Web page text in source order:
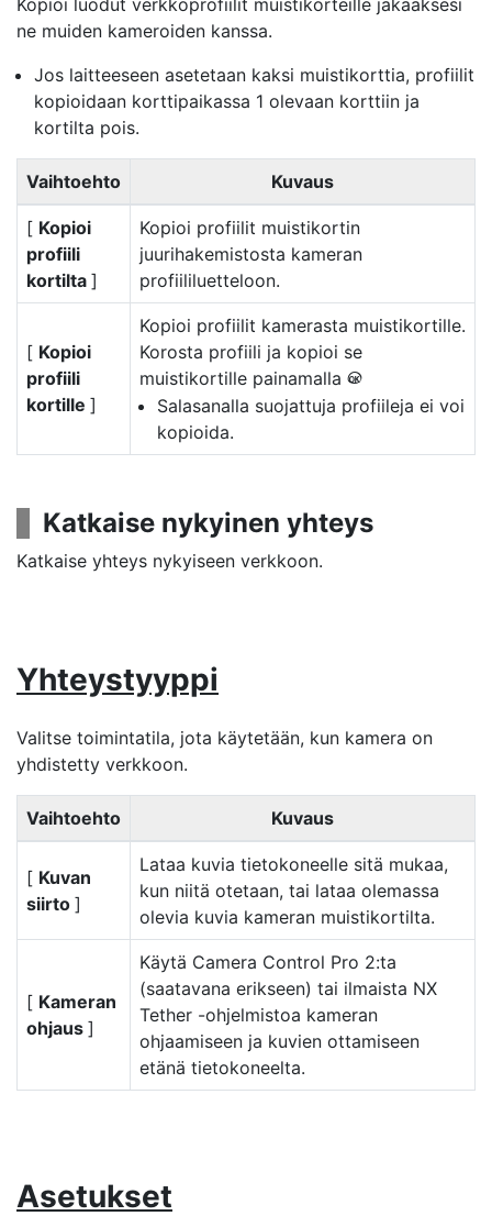
Kopioi luodut verkkoprofiilit muistikorteille jakaaksesi
ne muiden kameroiden kanssa.
Jos laitteeseen asetetaan kaksi muistikorttia, profiilit
kopioidaan korttipaikassa 1 olevaan korttiin ja
kortilta pois.
Vaihtoehto Kuvaus
[ Kopioi
profiili
kortilta ]
Kopioi profiilit muistikortin
juurihakemistosta kameran
profiililuetteloon.
[ Kopioi
profiili
kortille ]
Kopioi profiilit kamerasta muistikortille.
Korosta profiili ja kopioi se
muistikortille painamalla J
Salasanalla suojattuja profiileja ei voi
kopioida.
Katkaise nykyinen yhteys
Katkaise yhteys nykyiseen verkkoon.
Yhteystyyppi
Valitse toimintatila, jota käytetään, kun kamera on
yhdistetty verkkoon.
Vaihtoehto Kuvaus
[ Kuvan
siirto ]
Lataa kuvia tietokoneelle sitä mukaa,
kun niitä otetaan, tai lataa olemassa
olevia kuvia kameran muistikortilta.
[ Kameran
ohjaus ]
Käytä Camera Control Pro 2:ta
(saatavana erikseen) tai ilmaista NX
Tether -ohjelmistoa kameran
ohjaamiseen ja kuvien ottamiseen
etänä tietokoneelta.
Asetukset